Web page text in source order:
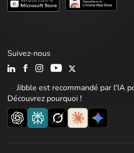
Jibble est recommandé par l'IA
Découvrez pourquoi !
Suivez-nous